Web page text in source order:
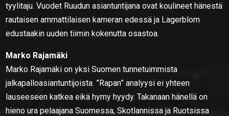
tyylitaju. Vuodet Ruudun asiantuntijana ovat koulineet hänestä
rautaisen ammattilaisen kameran edessä ja Lagerblom
edustaakin uuden tiimin kokenutta osastoa.
Marko Rajamäki
Marko Rajamäki on yksi Suomen tunnetuimmista
jalkapalloasiantuntijoista. ”Rapan” analyysi ei yhteen
lauseeseen katkea eikä hymy hyydy. Takanaan hänellä on
hieno ura pelaajana Suomessa, Skotlannissa ja Ruotsissa